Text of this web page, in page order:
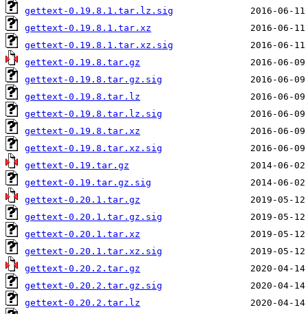
gettext-0.19.8.1.tar.lz.sig
gettext-0.19.8.1.tar.xz
gettext-0.19.8.1.tar.xz.sig
gettext-0.19.8.tar.gz
gettext-0.19.8.tar.gz.sig
gettext-0.19.8.tar.lz
gettext-0.19.8.tar.lz.sig
gettext-0.19.8.tar.xz
gettext-0.19.8.tar.xz.sig
gettext-0.19.tar.gz
gettext-0.19.tar.gz.sig
gettext-0.20.1.tar.gz
gettext-0.20.1.tar.gz.sig
gettext-0.20.1.tar.xz
gettext-0.20.1.tar.xz.sig
gettext-0.20.2.tar.gz
gettext-0.20.2.tar.gz.sig
gettext-0.20.2.tar.lz